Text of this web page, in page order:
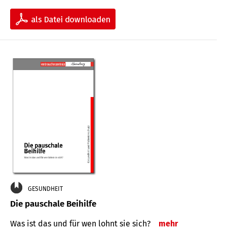
GESUNDHEIT
Die pauschale Beihilfe
Was ist das und für wen lohnt sie sich? mehr